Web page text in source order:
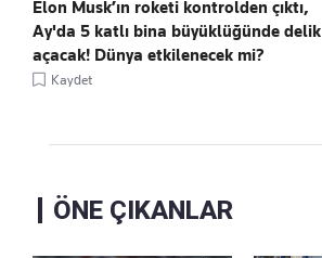
Elon Musk’ın roketi kontrolden çıktı,
Ay'da 5 katlı bina büyüklüğünde delik
açacak! Dünya etkilenecek mi?
Kaydet
ÖNE ÇIKANLAR